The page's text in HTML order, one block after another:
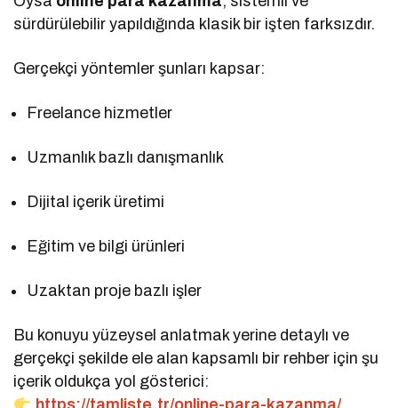
sürdürülebilir yapıldığında klasik bir işten farksızdır.
Gerçekçi yöntemler şunları kapsar:
Freelance hizmetler
Uzmanlık bazlı danışmanlık
Dijital içerik üretimi
Eğitim ve bilgi ürünleri
Uzaktan proje bazlı işler
Bu konuyu yüzeysel anlatmak yerine detaylı ve
gerçekçi şekilde ele alan kapsamlı bir rehber için şu
içerik oldukça yol gösterici:
https://tamliste.tr/online-para-kazanma/